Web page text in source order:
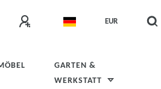
EUR
GARTEN &
WERKSTATT